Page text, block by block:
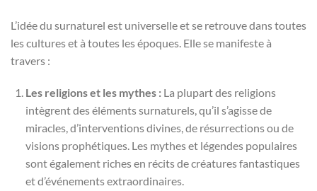
L’idée du surnaturel est universelle et se retrouve dans toutes
les cultures et à toutes les époques. Elle se manifeste à
travers :
Les religions et les mythes :La plupart des religions
intègrent des éléments surnaturels, qu’il s’agisse de
miracles, d’interventions divines, de résurrections ou de
visions prophétiques. Les mythes et légendes populaires
sont également riches en récits de créatures fantastiques
et d’événements extraordinaires.